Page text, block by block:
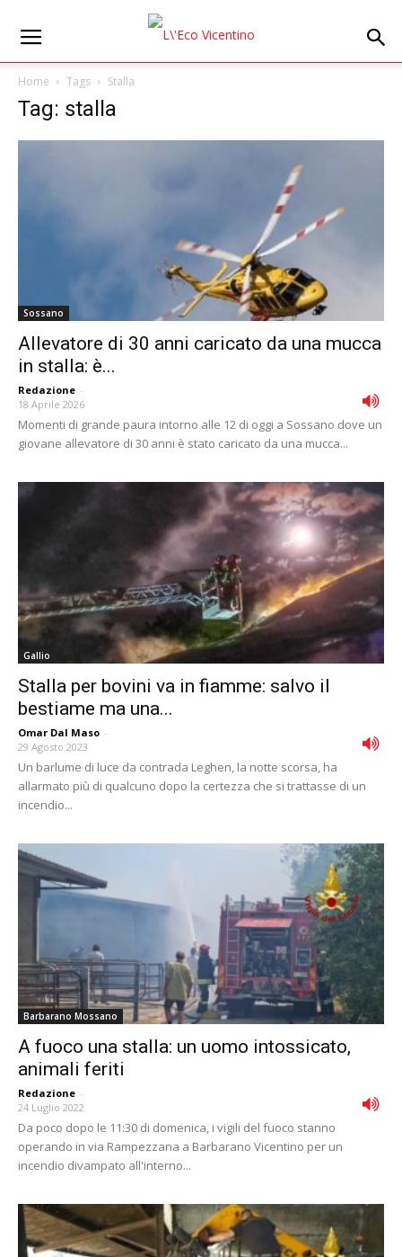
Home Tags Stalla
Tag: stalla
Sossano
Allevatore di 30 anni caricato da una mucca
in stalla: è...
Redazione -
18 Aprile 2026
Momenti di grande paura intorno alle 12 di oggi a Sossano dove un
giovane allevatore di 30 anni è stato caricato da una mucca...
Gallio
Stalla per bovini va in fiamme: salvo il
bestiame ma una...
Omar Dal Maso -
29 Agosto 2023
Un barlume di luce da contrada Leghen, la notte scorsa, ha
allarmato più di qualcuno dopo la certezza che si trattasse di un
incendio...
Barbarano Mossano
A fuoco una stalla: un uomo intossicato,
animali feriti
Redazione -
24 Luglio 2022
Da poco dopo le 11:30 di domenica, i vigili del fuoco stanno
operando in via Rampezzana a Barbarano Vicentino per un
incendio divampato all'interno...